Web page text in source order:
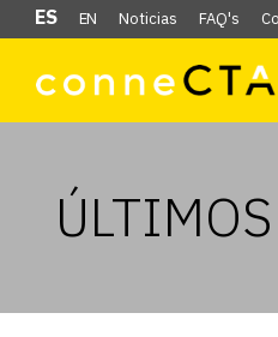
ES EN Noticias FAQ's
ÚLTIMOS